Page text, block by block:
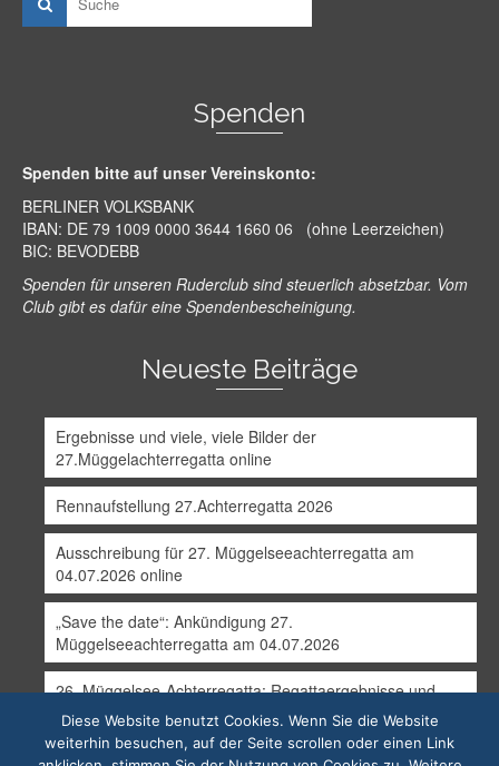
Spenden
Spenden bitte auf unser Vereinskonto:
BERLINER VOLKSBANK
IBAN: DE 79 1009 0000 3644 1660 06 (ohne Leerzeichen)
BIC: BEVODEBB
Spenden für unseren Ruderclub sind steuerlich absetzbar. Vom
Club gibt es dafür eine Spendenbescheinigung.
Neueste Beiträge
Ergebnisse und viele, viele Bilder der
27.Müggelachterregatta online
Rennaufstellung 27.Achterregatta 2026
Ausschreibung für 27. Müggelseeachterregatta am
04.07.2026 online
„Save the date“: Ankündigung 27.
Müggelseeachterregatta am 04.07.2026
26. Müggelsee-Achterregatta: Regattaergebnisse und
erste Bilder online
Diese Website benutzt Cookies. Wenn Sie die Website
weiterhin besuchen, auf der Seite scrollen oder einen Link